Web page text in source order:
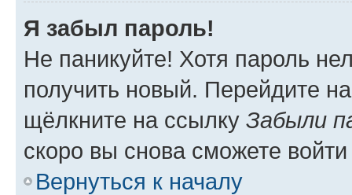
Я забыл пароль!
Не паникуйте! Хотя пароль
получить новый. Перейдите
щёлкните на ссылку Забыли
скоро вы снова сможете
Вернуться к началу